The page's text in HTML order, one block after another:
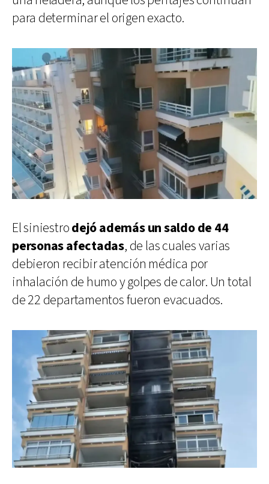
para determinar el origen exacto.
El siniestrodejó además un saldo de 44
personas afectadas, de las cuales varias
debieron recibir atención médica por
inhalación de humo y golpes de calor. Un total
de 22 departamentos fueron evacuados.